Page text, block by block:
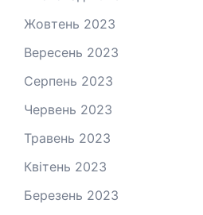
Жовтень 2023
Вересень 2023
Серпень 2023
Червень 2023
Травень 2023
Квітень 2023
Березень 2023